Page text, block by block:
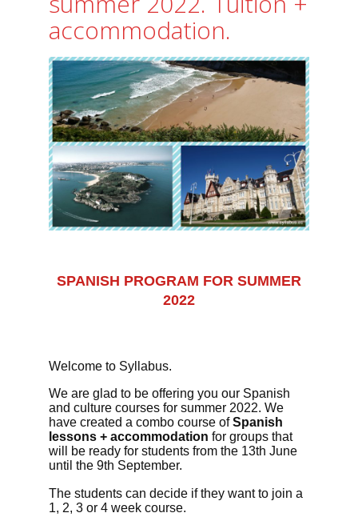
accommodation.
SPANISH PROGRAM FOR SUMMER
2022
Welcome to Syllabus.
We are glad to be offering you our Spanish
and culture courses for summer 2022. We
have created a combo course ofSpanish
lessons + accommodation for groups that
will be ready for students fromthe 13th June
until the 9th September.
The students can decide if they want to join a
1, 2, 3 or 4 week course.